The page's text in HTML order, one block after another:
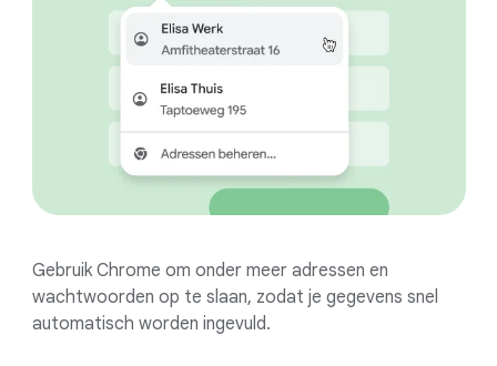
Gebruik Chrome om onder meer adressen en
wachtwoorden op te slaan, zodat je gegevens snel
automatisch worden ingevuld.